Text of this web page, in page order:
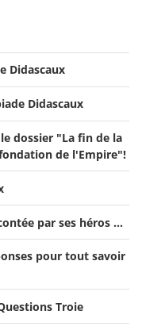
Didascaux
Didascaux
dossier "La fin de la
de l'Empire"!
de Troie!"
par ses héros ...
pour tout savoir
Troie